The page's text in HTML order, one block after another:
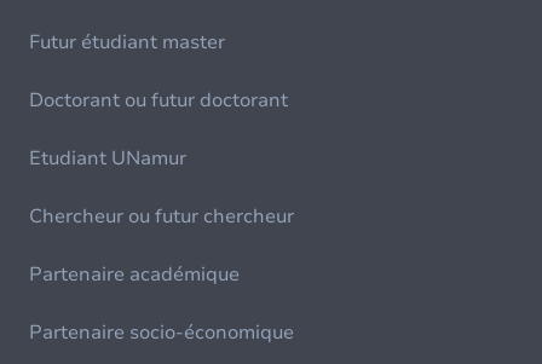
Futur étudiant master
Doctorant ou futur doctorant
Etudiant UNamur
Chercheur ou futur chercheur
Partenaire académique
Partenaire socio-économique